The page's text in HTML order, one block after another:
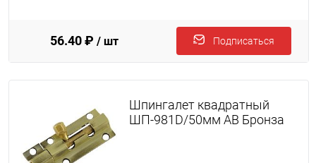
56.40 ₽ / шт Подписаться
Шпингалет квадратный
ШП-981D/50мм AB Бронза